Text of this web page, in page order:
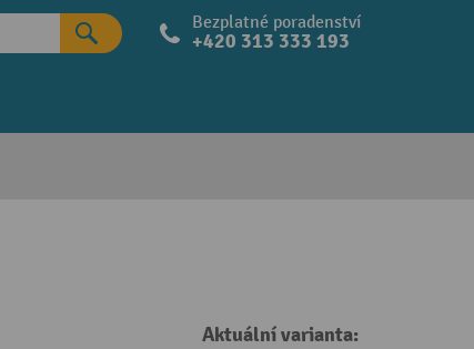
Bezplatné poradenství
+420 313 333 193
Aktuální varianta: